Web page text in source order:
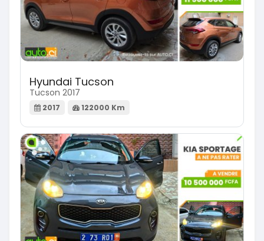
Hyundai Tucson
Tucson 2017
2017 122000 Km